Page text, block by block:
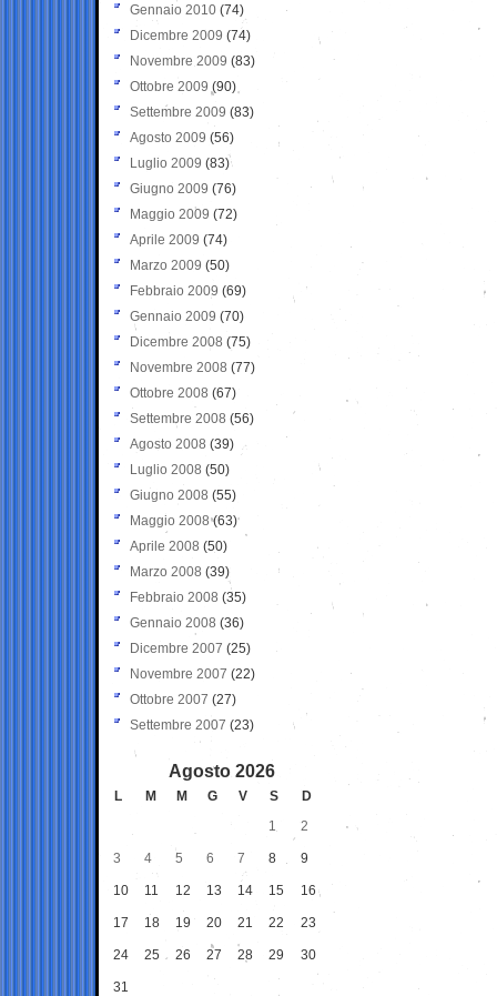
Gennaio 2010 (74)
Dicembre 2009 (74)
Novembre 2009 (83)
Ottobre 2009 (90)
Settembre 2009 (83)
Agosto 2009 (56)
Luglio 2009 (83)
Giugno 2009 (76)
Maggio 2009 (72)
Aprile 2009 (74)
Marzo 2009 (50)
Febbraio 2009 (69)
Gennaio 2009 (70)
Dicembre 2008 (75)
Novembre 2008 (77)
Ottobre 2008 (67)
Settembre 2008 (56)
Agosto 2008 (39)
Luglio 2008 (50)
Giugno 2008 (55)
Maggio 2008(63)
Aprile 2008 (50)
Marzo 2008 (39)
Febbraio 2008 (35)
Gennaio 2008 (36)
Dicembre 2007 (25)
Novembre 2007 (22)
Ottobre 2007 (27)
Settembre 2007 (23)
Agosto 2026
L M M G V S
D
1
2
3 4 5 6 7 8 9
10 11 12 13 14 15 16
17 18 19 20 21 22 23
24 25 26 27 28 29 30
31